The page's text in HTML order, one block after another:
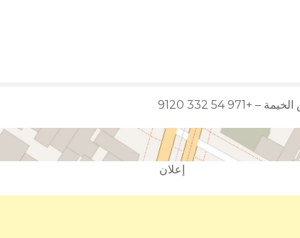
54 332 9120
إعلان